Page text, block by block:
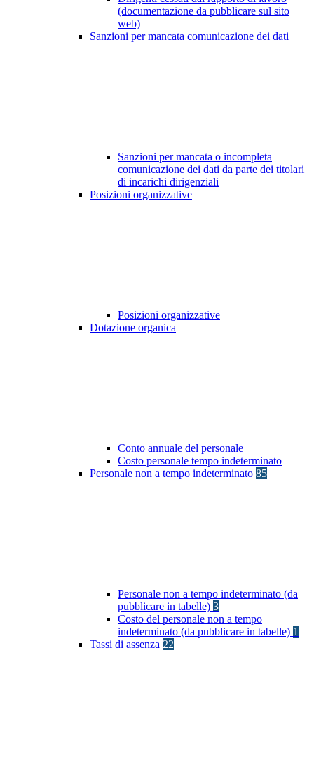
(documentazione da pubblicare sul sito
web)
Sanzioni per mancata comunicazione dei dati
Sanzioni per mancata o incompleta
comunicazione dei dati da parte dei titolari
di incarichi dirigenziali
Posizioni organizzative
Posizioni organizzative
Dotazione organica
Conto annuale del personale
Costo personale tempo indeterminato
Personale non a tempo indeterminato 85
Personale non a tempo indeterminato (da
pubblicare in tabelle) 3
Costo del personale non a tempo
indeterminato (da pubblicare in tabelle) 1
Tassi di assenza 22